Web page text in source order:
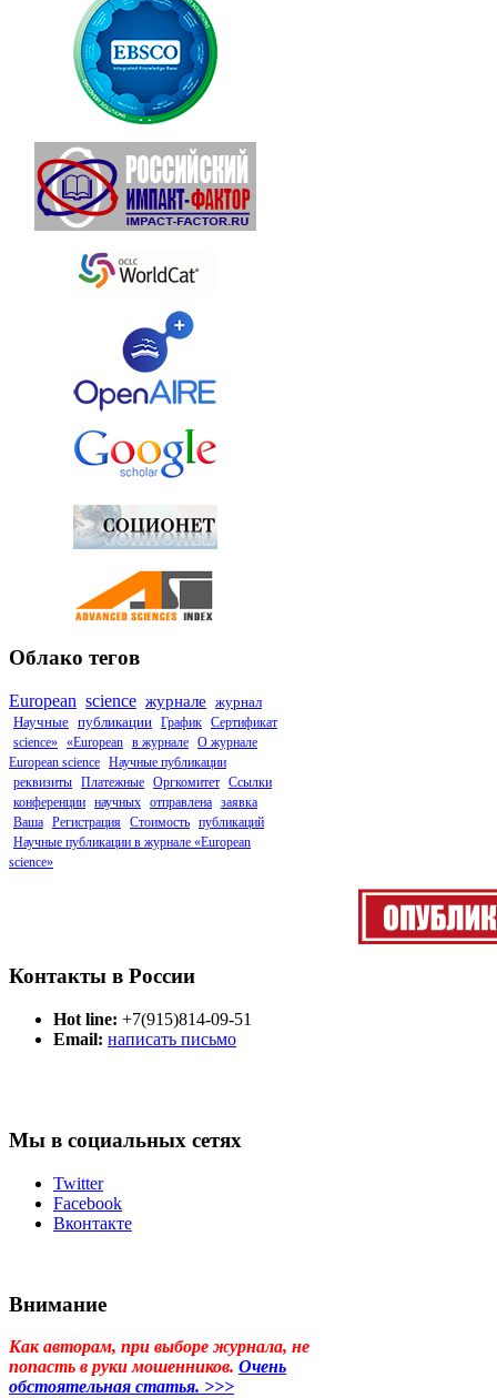
Облако тегов
European science журнале журнал
Научные публикации График Сертификат
science» «European в журнале О журнале
European science Научные публикации
реквизиты Платежные Оргкомитет Ссылки
конференции научных отправлена заявка
Ваша Регистрация Стоимость публикаций
Научные публикации в журнале «European
science»
Контакты в России
Hot line: +7(915)814-09-51
Email: написать письмо
Мы в социальных сетях
Twitter
Facebook
Вконтакте
Внимание
Как авторам, при выборе журнала, не
попасть в руки мошенников. Очень
обстоятельная статья. >>>